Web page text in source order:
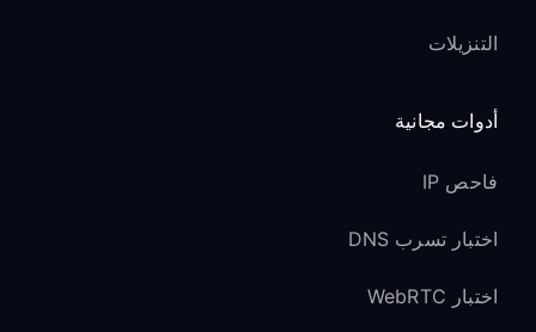
التنزيلات
أدوات مجانية
فاحص IP
اختبار تسرب DNS
اختبار WebRTC